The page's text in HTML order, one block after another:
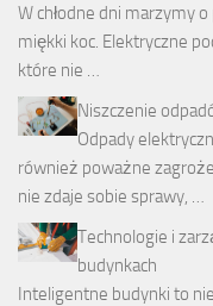
W chłodne dni marzymy
miękki koc. Elektryczne
które nie …
Niszczenie
Odpady
również poważne
nie zdaje sobie sprawy, …
Technologie i
budynkach
Inteligentne budynki to